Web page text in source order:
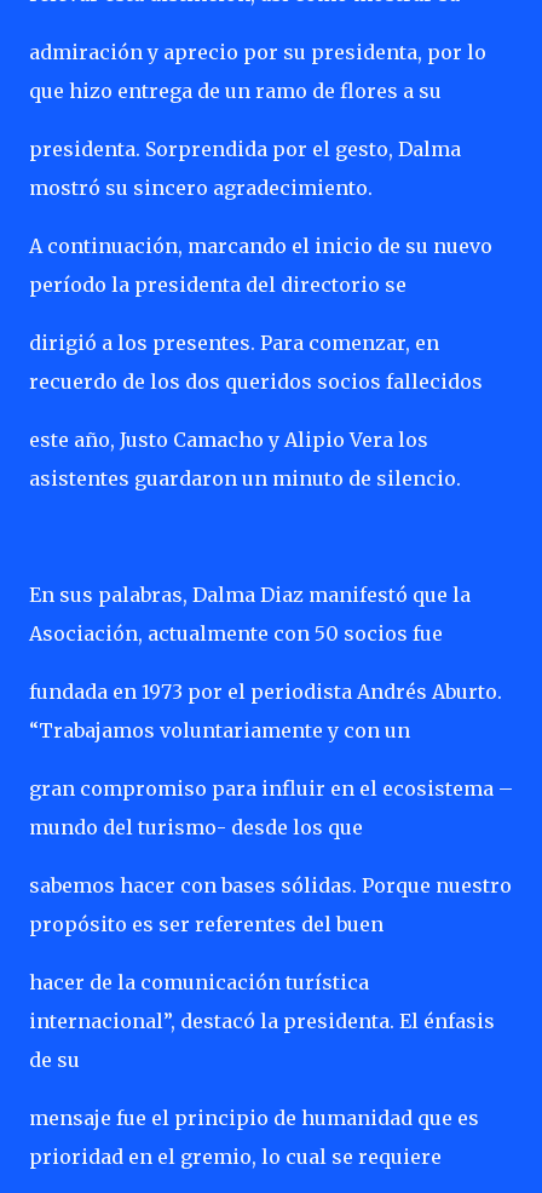
admiración y aprecio por su presidenta, por lo
que hizo entrega de un ramo de flores a su
presidenta. Sorprendida por el gesto, Dalma
mostró su sincero agradecimiento.
A continuación, marcando el inicio de su nuevo
período la presidenta del directorio se
dirigió a los presentes. Para comenzar, en
recuerdo de los dos queridos socios fallecidos
este año, Justo Camacho y Alipio Vera los
asistentes guardaron un minuto de silencio.
En sus palabras, Dalma Diaz manifestó que la
Asociación, actualmente con 50 socios fue
fundada en 1973 por el periodista Andrés Aburto.
“Trabajamos voluntariamente y con un
gran compromiso para influir en el ecosistema –
mundo del turismo- desde los que
sabemos hacer con bases sólidas. Porque nuestro
propósito es ser referentes del buen
hacer de la comunicación turística
internacional”, destacó la presidenta. El énfasis
de su
mensaje fue el principio de humanidad que es
prioridad en el gremio, lo cual se requiere